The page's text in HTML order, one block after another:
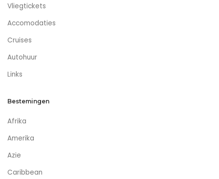
Vliegtickets
Accomodaties
Cruises
Autohuur
Links
Bestemingen
Afrika
Amerika
Azie
Caribbean